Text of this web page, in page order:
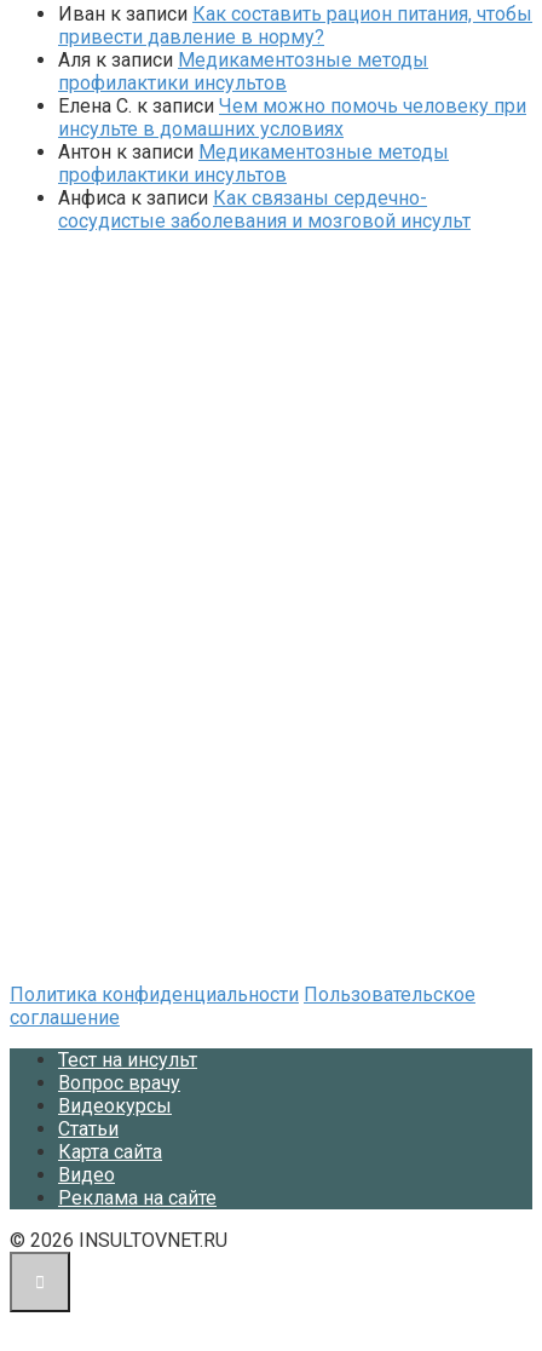
Иван к записи Как составить рацион питания, чтобы
привести давление в норму?
Аля к записи Медикаментозные методы
профилактики инсультов
Елена С. к записи Чем можно помочь человеку при
инсульте в домашних условиях
Антон к записи Медикаментозные методы
профилактики инсультов
Анфиса к записи Как связаны сердечно-
сосудистые заболевания и мозговой инсульт
Политика конфиденциальности Пользовательское
соглашение
Тест на инсульт
Вопрос врачу
Видеокурсы
Статьи
Карта сайта
Видео
Реклама на сайте
© 2026 INSULTOVNET.RU